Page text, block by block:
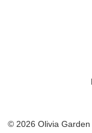
© 2026 Olivia Garden